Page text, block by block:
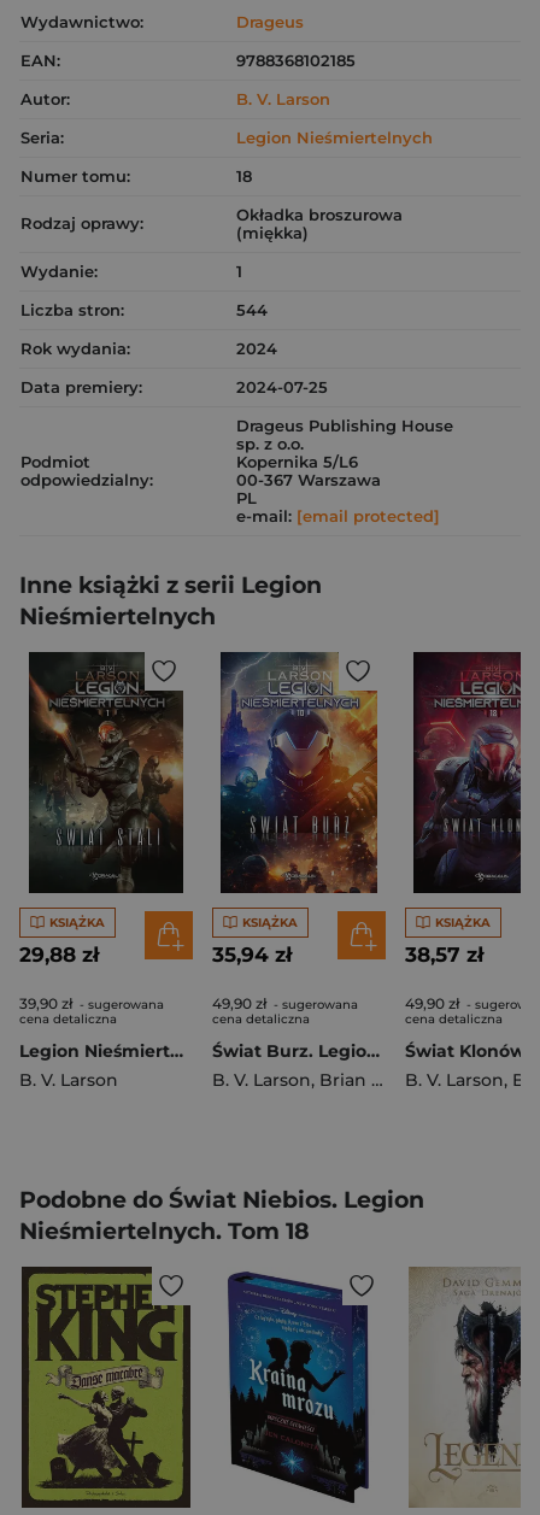
Wydawnictwo:
Drageus
EAN:
9788368102185
Autor:
B. V. Larson
Seria:
Legion Nieśmiertelnych
Numer tomu:
18
Rodzaj oprawy:
Okładka broszurowa
(miękka)
Wydanie:
1
Liczba stron:
544
Rok wydania:
2024
Data premiery:
2024-07-25
Podmiot
odpowiedzialny:
Drageus Publishing House
sp. z o.o.
Kopernika 5/L6
00-367 Warszawa
PL
e-mail: [email protected]
Inne książki z serii Legion
Nieśmiertelnych
KSIĄŻKA
29,88 zł
39,90 zł - sugerowana
cena detaliczna
Legion Nieśmiertelnych. Tom 1. Świat Stali
B. V. Larson
KSIĄŻKA
35,94 zł
49,90 zł - sugerowana
cena detaliczna
Świat Burz. Legion Nieśmiertelnych. Tom 10
B. V. Larson, Brian V. Larson
KSIĄŻKA
38,57 zł
49,90 zł -
cena detaliczna
B. V. Larson, Brian
Podobne do Świat Niebios. Legion
Nieśmiertelnych. Tom 18